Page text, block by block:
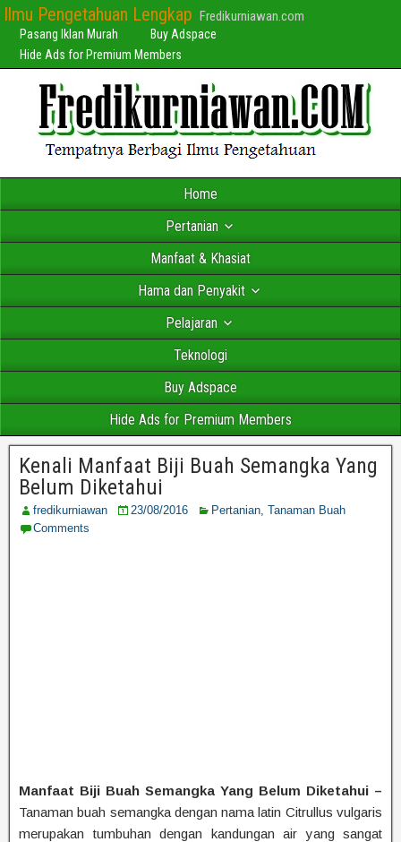
Ilmu Pengetahuan Lengkap Fredikurniawan.com
Pasang Iklan Murah
Buy Adspace
Hide Ads for Premium Members
Home
Pertanian
Manfaat & Khasiat
Hama dan Penyakit
Pelajaran
Teknologi
Buy Adspace
Hide Ads for Premium Members
Kenali Manfaat Biji Buah Semangka Yang
Belum Diketahui
fredikurniawan 23/08/2016 Pertanian, Tanaman Buah
Comments
Manfaat Biji Buah Semangka Yang Belum Diketahui –
Tanaman buah semangka dengan nama latin Citrullus vulgaris
merupakan tumbuhan dengan kandungan air yang sangat